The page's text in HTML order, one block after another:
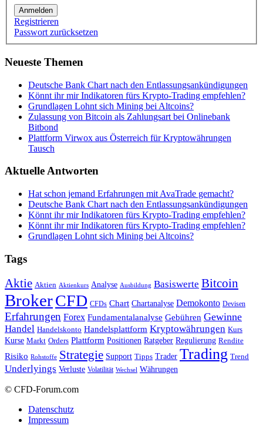
Anmelden
Registrieren
Passwort zurücksetzen
Neueste Themen
Deutsche Bank Chart nach den Entlassungsankündigungen
Könnt ihr mir Indikatoren fürs Krypto-Trading empfehlen?
Grundlagen Lohnt sich Mining bei Altcoins?
Zulassung von Bitcoin als Zahlungsart bei Onlinebank
Bitbond
Plattform Virwox aus Österreich für Kryptowährungen
Tausch
Aktuelle Antworten
Hat schon jemand Erfahrungen mit AvaTrade gemacht?
Deutsche Bank Chart nach den Entlassungsankündigungen
Könnt ihr mir Indikatoren fürs Krypto-Trading empfehlen?
Könnt ihr mir Indikatoren fürs Krypto-Trading empfehlen?
Grundlagen Lohnt sich Mining bei Altcoins?
Tags
Aktie Aktien Aktienkurs Analyse Ausbildung Basiswerte Bitcoin
BrokerCFD CFDs Chart Chartanalyse Demokonto Devisen
Erfahrungen Forex Fundamentalanalyse Gebühren Gewinne
Handel Handelskonto Handelsplattform Kryptowährungen Kurs
Kurse Markt Orders Plattform Positionen Ratgeber Regulierung Rendite
Risiko Rohstoffe Strategie Support Tipps Trader Trading Trend
Underlyings Verluste Volatilität Wechsel Währungen
© CFD-Forum.com
Datenschutz
Impressum